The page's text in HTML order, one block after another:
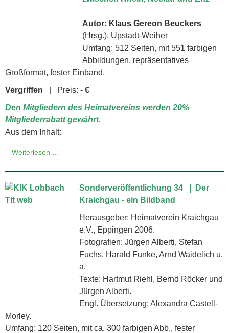
Autor: Klaus Gereon Beuckers
(Hrsg.), Upstadt-Weiher
Umfang: 512 Seiten, mit 551 farbigen
Abbildungen, repräsentatives
Großformat, fester Einband.
Vergriffen | Preis: - €
Den Mitgliedern des Heimatvereins werden 20%
Mitgliederrabatt gewährt.
Aus dem Inhalt:
Weiterlesen …
Sonderveröffentlichung 34 |
Der
Kraichgau - ein Bildband
Herausgeber: Heimatverein Kraichgau
e.V., Eppingen 2006.
Fotografien: Jürgen Alberti, Stefan
Fuchs, Harald Funke, Arnd Waidelich u.
a.
Texte: Hartmut Riehl, Bernd Röcker und
Jürgen Alberti.
Engl. Übersetzung: Alexandra Castell-
Morley.
Umfang: 120 Seiten, mit ca. 300 farbigen Abb., fester